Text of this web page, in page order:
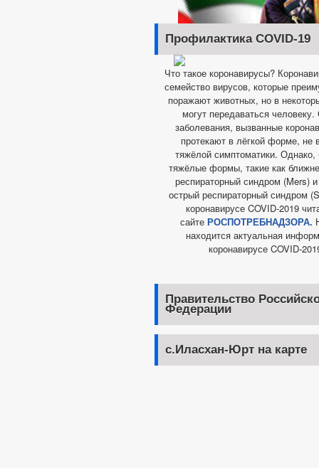
Профилактика COVID-19
Что такое коронавирусы?
семейство вирусов, которые
поражают животных, но в
могут передаваться
заболевания, вызванные
протекают в лёгкой форме, не
тяжёлой симптоматики.
тяжёлые формы, такие как
респираторный синдром (Mers)
острый респираторный синдром
коронавирусе COVID-2019
сайте РОСПОТРЕБНАДЗОРА.
находится актуальная
коронавирусе COVID-
Правительство
Федерации
с.Иласхан-Юрт на карте